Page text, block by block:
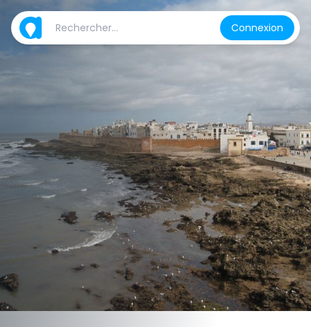
Connexion